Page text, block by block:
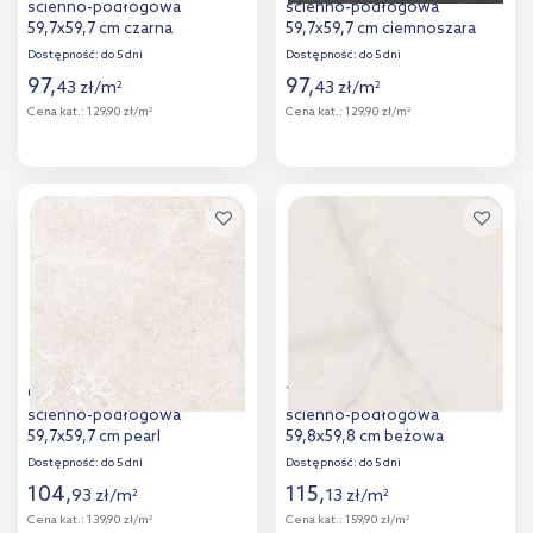
ścienno-podłogowa
59,7x59,7 cm czarna
Dostępność: do 5 dni
97,43 zł/m2
Cena kat.: 129,90 zł/m2
ścienno-podłogowa
59,7x59,7 cm ciemnoszara
Dostępność: do 5 dni
97,43 zł/m2
Cena kat.: 129,90 zł/m2
Cerrad Distinct płytka
ścienno-podłogowa
59,7x59,7 cm pearl
Dostępność: do 5 dni
104,93 zł/m2
Cena kat.: 139,90 zł/m2
Tubądzin Onix płytka
ścienno-podłogowa
59,8x59,8 cm beżowa
Dostępność: do 5 dni
115,13 zł/m2
Cena kat.: 159,90 zł/m2